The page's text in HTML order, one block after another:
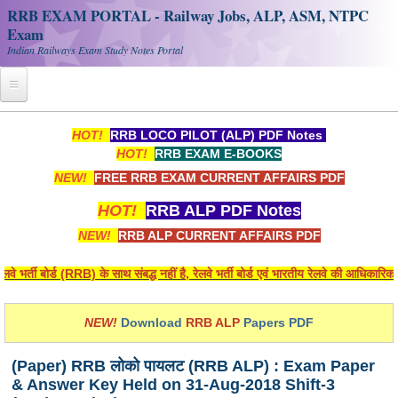
RRB EXAM PORTAL - Railway Jobs, ALP, ASM, NTPC
Exam
Indian Railways Exam Study Notes Portal
RRB Apply Online
Study Notes
RRB NTPC CBT PDF Notes
HOT! RRB LOCO PILOT (ALP) PDF Notes
HOT! RRB EXAM E-BOOKS
NEW! FREE RRB EXAM CURRENT AFFAIRS PDF
HOT! RRB ALP PDF Notes
NEW! RRB ALP CURRENT AFFAIRS PDF
के साथ संबद्ध नहीं है, रेलवे भर्ती बोर्ड एवं भारतीय रेलवे की आधिकारिक वेबसाइट
NEW! Download RRB ALP Papers PDF
(Paper) RRB लोको पायलट (RRB ALP) : Exam Paper
& Answer Key Held on 31-Aug-2018 Shift-3